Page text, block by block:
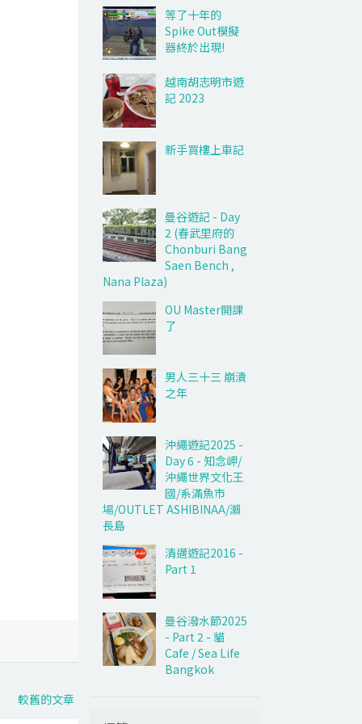
較舊的文章
等了十年的
Spike Out模擬
器終於出現!
越南胡志明市遊
記 2023
新手買樓上車記
曼谷遊記 - Day
2 (春武里府的
Chonburi Bang
Saen Bench ,
Nana Plaza)
OU Master開課
了
男人三十三 崩潰
之年
沖繩遊記2025 -
Day 6 - 知念岬/
沖繩世界文化王
國/系滿魚市
場/OUTLET ASHIBINAA/瀨
長島
清邁遊記2016 -
Part 1
曼谷潑水節2025
- Part 2 - 貓
Cafe / Sea Life
Bangkok